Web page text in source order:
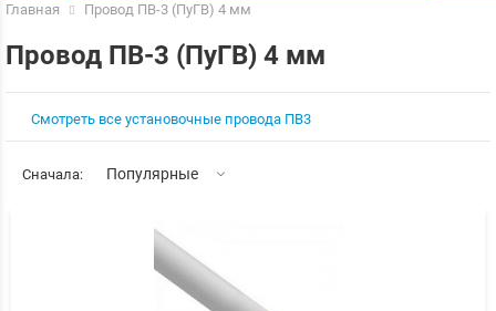
Главная Провод ПВ-3 (ПуГВ) 4 мм
Провод ПВ-3 (ПуГВ) 4 мм
Смотреть все установочные провода ПВ3
Сначала: Популярные